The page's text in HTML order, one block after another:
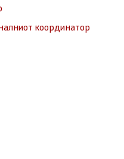
координатор